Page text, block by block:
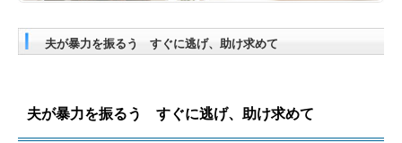
夫が暴力を振るう すぐに逃げ、助け求めて
夫が暴力を振るう すぐに逃げ、助け求めて